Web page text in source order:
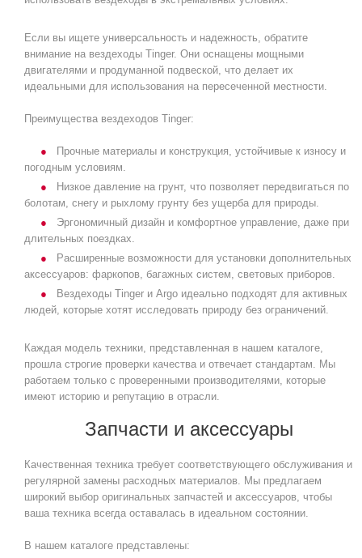
Если вы ищете универсальность и надежность, обратите
внимание на вездеходы Tinger. Они оснащены мощными
двигателями и продуманной подвеской, что делает их
идеальными для использования на пересеченной местности.
Преимущества вездеходов Tinger:
Прочные материалы и конструкция, устойчивые к износу и
погодным условиям.
Низкое давление на грунт, что позволяет передвигаться по
болотам, снегу и рыхлому грунту без ущерба для природы.
Эргономичный дизайн и комфортное управление, даже при
длительных поездках.
Расширенные возможности для установки дополнительных
аксессуаров: фаркопов, багажных систем, световых приборов.
Вездеходы Tinger и Argo идеально подходят для активных
людей, которые хотят исследовать природу без ограничений.
Каждая модель техники, представленная в нашем каталоге,
прошла строгие проверки качества и отвечает стандартам. Мы
работаем только с проверенными производителями, которые
имеют историю и репутацию в отрасли.
Запчасти и аксессуары
Качественная техника требует соответствующего обслуживания и
регулярной замены расходных материалов. Мы предлагаем
широкий выбор оригинальных запчастей и аксессуаров, чтобы
ваша техника всегда оставалась в идеальном состоянии.
В нашем каталоге представлены: